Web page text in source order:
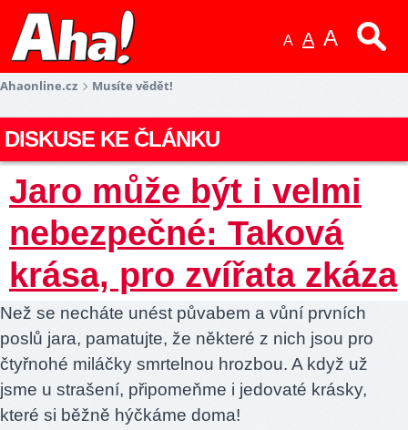
A A A
Ahaonline.cz Musíte vědět!
DISKUSE KE ČLÁNKU
Jaro může být i velmi
nebezpečné: Taková
krása, pro zvířata zkáza
Než se necháte unést půvabem a vůní prvních
poslů jara, pamatujte, že některé z nich jsou pro
čtyřnohé miláčky smrtelnou hrozbou. A když už
jsme u strašení, připomeňme i jedovaté krásky,
které si běžně hýčkáme doma!